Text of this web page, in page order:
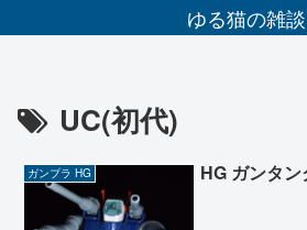
ゆる猫の雑談
UC(初代)
ガンプラ HG HG ガンタン